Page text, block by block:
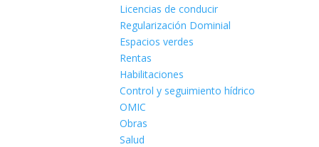
Licencias de conducir
Regularización Dominial
Espacios verdes
Rentas
Habilitaciones
Control y seguimiento hídrico
OMIC
Obras
Salud